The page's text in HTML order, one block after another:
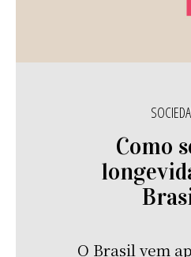
Como
O Brasil vem